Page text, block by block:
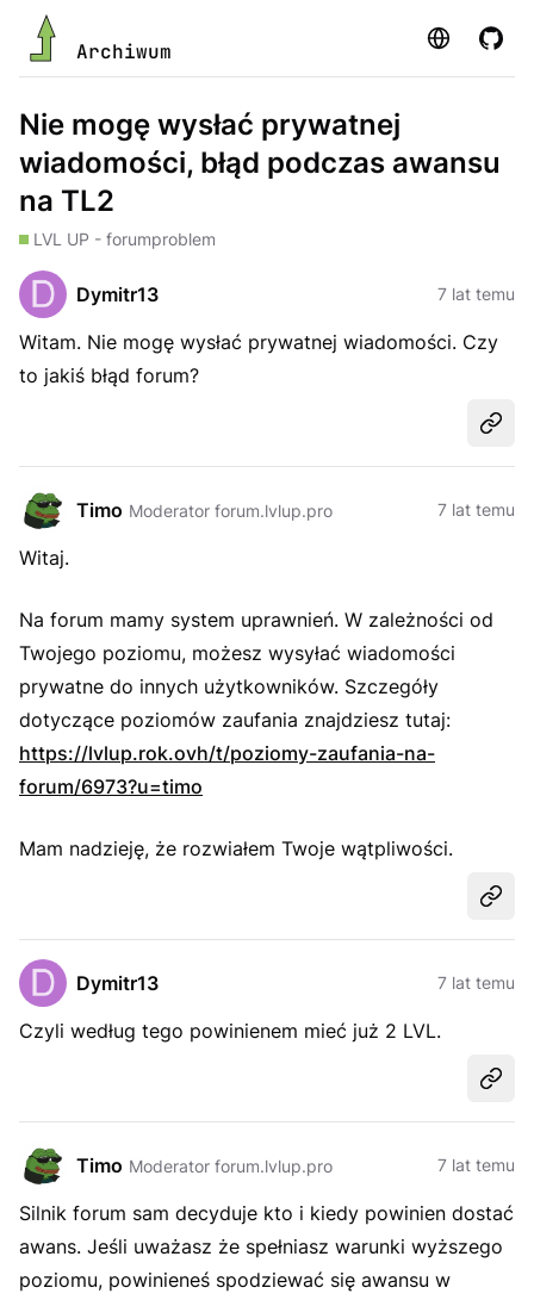
Archiwum Strona
Nie mogę wysłać prywatnej
wiadomości, błąd podczas awansu
na TL2
LVL UP - forumproblem
Dymitr13 7 lat temu
Witam. Nie mogę wysłać prywatnej wiadomości. Czy
to jakiś błąd forum?
Timo Moderator forum.lvlup.pro 7 lat temu
Witaj.
Na forum mamy system uprawnień. W zależności od
Twojego poziomu, możesz wysyłać wiadomości
prywatne do innych użytkowników. Szczegóły
dotyczące poziomów zaufania znajdziesz tutaj:
https://lvlup.rok.ovh/t/poziomy-zaufania-na-
forum/6973?u=timo
Mam nadzieję, że rozwiałem Twoje wątpliwości.
Dymitr13 7 lat temu
Czyli według tego powinienem mieć już 2 LVL.
Timo Moderator forum.lvlup.pro 7 lat temu
Silnik forum sam decyduje kto i kiedy powinien dostać
awans. Jeśli uważasz że spełniasz warunki wyższego
poziomu, powinieneś spodziewać się awansu w